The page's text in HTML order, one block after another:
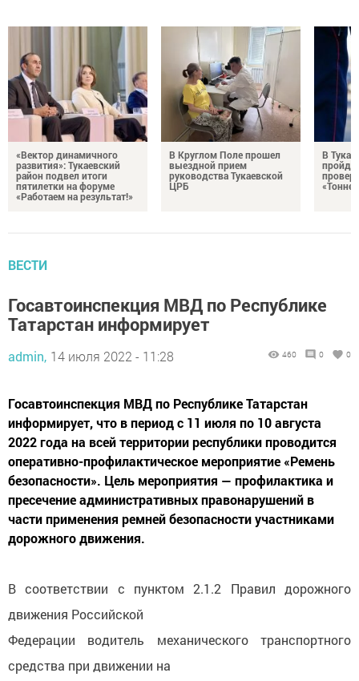
«Вектор динамичного
развития»: Тукаевский
район подвел итоги
пятилетки на форуме
«Работаем на результат!»
В Круглом Поле прошел
выездной прием
руководства Тукаевской
ЦРБ
В
ВЕСТИ
Госавтоинспекция МВД по Республике
Татарстан информирует
admin, 14 июля 2022 - 11:28 460 0 0
Госавтоинспекция МВД по Республике Татарстан
информирует, что в период с 11 июля по 10 августа
2022 года на всей территории республики проводится
оперативно-профилактическое мероприятие «Ремень
безопасности». Цель мероприятия — профилактика и
пресечение административных правонарушений в
части применения ремней безопасности участниками
дорожного движения.
В соответствии с пунктом 2.1.2 Правил дорожного
движения Российской
Федерации водитель механического транспортного
средства при движении на